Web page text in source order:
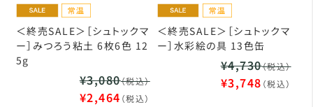
＜終売SALE＞［シュトックマ
ー］みつろう粘土 6枚6色 12
5g
¥3,080（税込）
¥2,464 （税込）
＜終売SALE＞［シュトックマ
ー］水彩絵の具 13色缶
¥4,730（税込）
¥3,748 （税込）